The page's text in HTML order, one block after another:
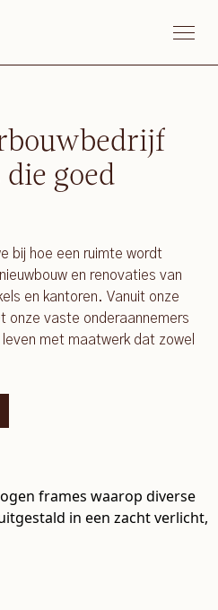
goed
bij hoe een ruimte wordt
en renovaties van
en kantoren. Vanuit onze
onze vaste onderaannemers
met maatwerk dat zowel